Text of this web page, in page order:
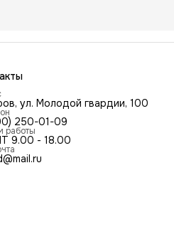
ул. Молодой гвардии, 100
250-01-09
работы
9.00 - 18.00